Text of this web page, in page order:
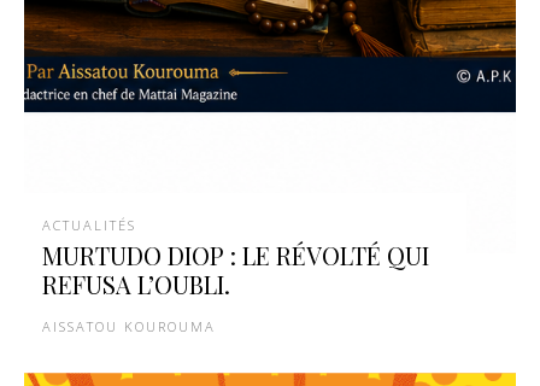
ACTUALITÉS
MURTUDO DIOP : LE RÉVOLTÉ QUI
REFUSA L’OUBLI.
AISSATOU KOUROUMA